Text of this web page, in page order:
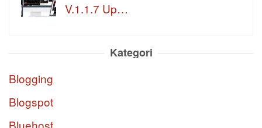
V.1.1.7 Up…
Kategori
Blogging
Blogspot